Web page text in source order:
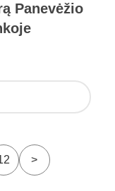
Panevėžio
>